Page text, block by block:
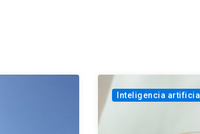
Inteligencia artificial